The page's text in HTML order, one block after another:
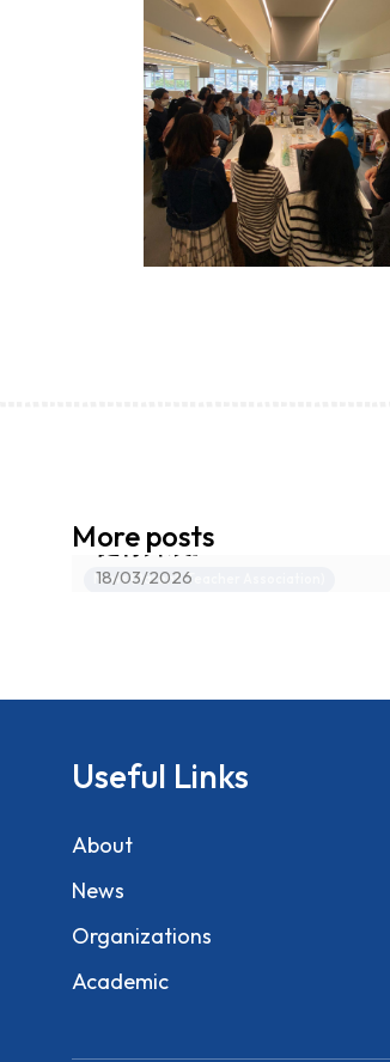
More posts
News (Parent-Teacher Association)
健骨錦囊》
18/03/2026
Useful Links
About
News
Organizations
Academic